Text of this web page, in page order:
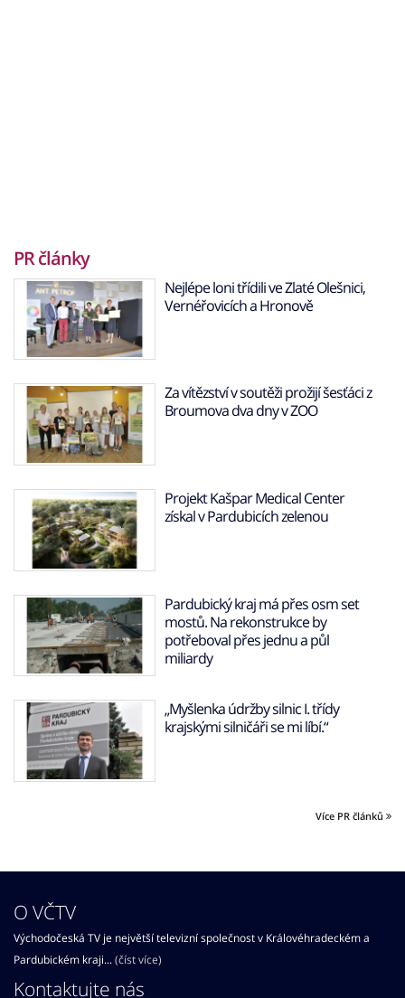
PR články
Nejlépe loni třídili ve Zlaté Olešnici,
Vernéřovicích a Hronově
Za vítězství v soutěži prožijí šesťáci z
Broumova dva dny v ZOO
Projekt Kašpar Medical Center
získal v Pardubicích zelenou
Pardubický kraj má přes osm set
mostů. Na rekonstrukce by
potřeboval přes jednu a půl
miliardy
„Myšlenka údržby silnic I. třídy
krajskými silničáři se mi líbí.“
Více PR článků
O VČTV
Východočeská TV je největší televizní společnost v Královéhradeckém a
Pardubickém kraji... (číst více)
Kontaktujte nás